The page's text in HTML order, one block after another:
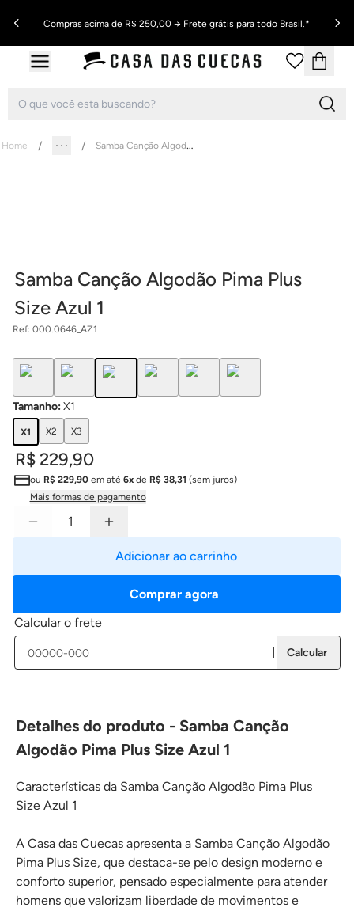
Compras acima de R$ 250,00 → Frete grátis para todo Brasil.*
Home Samba Canção Algodão Pima Plus Size Azul 1
Samba Canção Algodão Pima Plus
Size Azul 1
Ref: 000.0646_AZ1
Tamanho:X1
X1 X2 X3
R$ 229,90
ou R$ 229,90em até 6xde R$ 38,31 (sem juros)
Mais formas de pagamento
Comprar agora
Adicionar ao carrinho
Calcular o frete
Calcular
Detalhes do produto - Samba Canção
Algodão Pima Plus Size Azul 1
Características da Samba Canção Algodão Pima Plus
Size Azul 1
A Casa das Cuecas apresenta a Samba Canção Algodão
Pima Plus Size, que destaca-se pelo design moderno e
conforto superior, pensado especialmente para atender
homens que valorizam liberdade de movimentos e